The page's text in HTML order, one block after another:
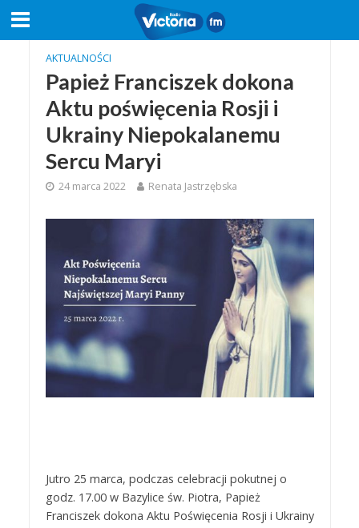
AKTUALNOŚCI
Papież Franciszek dokona
Aktu poświęcenia Rosji i
Ukrainy Niepokalanemu
Sercu Maryi
24 marca 2022 Renata Jastrzębska
Jutro 25 marca, podczas celebracji pokutnej o
godz. 17.00 w Bazylice św. Piotra, Papież
Franciszek dokona Aktu Poświęcenia Rosji i Ukrainy